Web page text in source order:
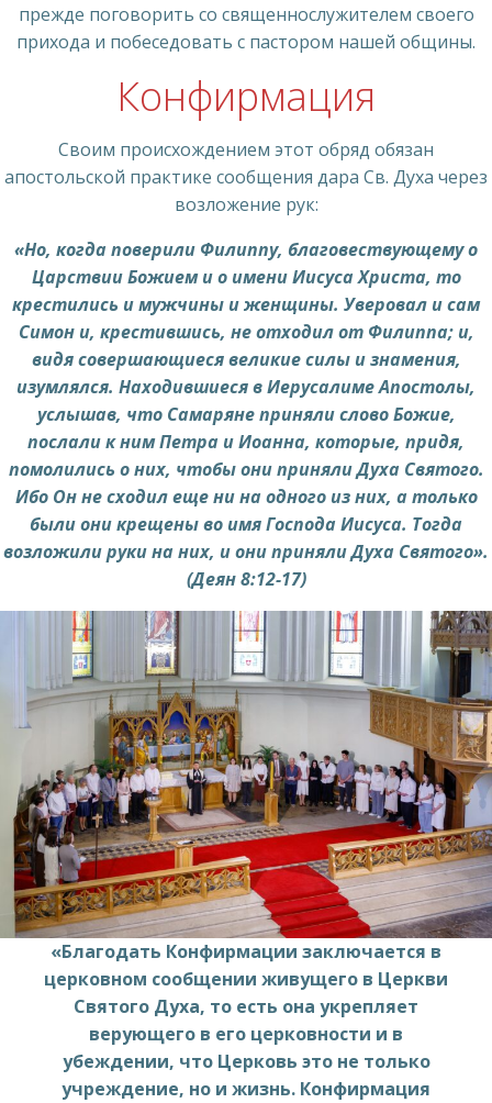
прежде поговорить со священнослужителем своего
прихода и побеседовать с пастором нашей общины.
Конфирмация
Своим происхождением этот обряд обязан
апостольской практике сообщения дара Св. Духа через
возложение рук:
«Но, когда поверили Филиппу, благовествующему о
Царствии Божием и о имени Иисуса Христа, то
крестились и мужчины и женщины. Уверовал и сам
Симон и, крестившись, не отходил от Филиппа; и,
видя совершающиеся великие силы и знамения,
изумлялся. Находившиеся в Иерусалиме Апостолы,
услышав, что Самаряне приняли слово Божие,
послали к ним Петра и Иоанна, которые, придя,
помолились о них, чтобы они приняли Духа Святого.
Ибо Он не сходил еще ни на одного из них, а только
были они крещены во имя Господа Иисуса. Тогда
возложили руки на них, и они приняли Духа Святого».
(Деян 8:12-17)
«Благодать Конфирмации заключается в
церковном сообщении живущего в Церкви
Святого Духа, то есть она укрепляет
верующего в его церковности и в
убеждении, что Церковь это не только
учреждение, но и жизнь. Конфирмация